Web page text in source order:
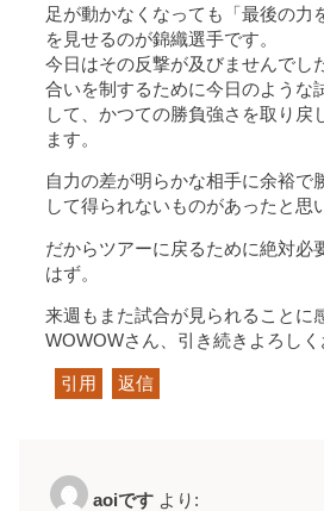
足が動かなくなっても「最後の力
を見せるのが錦織選手です。
今日はその反撃が及びませんでし
合いを制するために今日のような
して、かつての勝負強さを取り戻
ます。
自力の差が明らかな相手に余裕で
して得られないものがあったと思
だからツアーに戻るために絶対必
はず。
来週もまた試合が見られることに
WOWOWさん、引き続きよろしく
引用 返信
aoiです より: